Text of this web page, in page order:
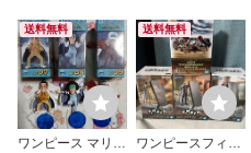
送料無料
ワンピース マリン
送料無料
ワンピースフィグ